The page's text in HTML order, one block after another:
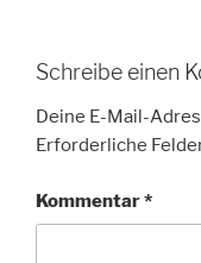
Schreibe einen
Deine E-Mail-
Erforderliche
Kommentar*